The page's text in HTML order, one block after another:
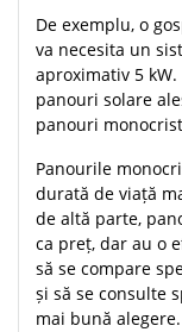
De exemplu, o
va necesita un
aproximativ 5
panouri solare
panouri
Panourile
durată de viață
de altă parte,
ca preț, dar au o
să se compare
și să se consulte
mai bună alegere.